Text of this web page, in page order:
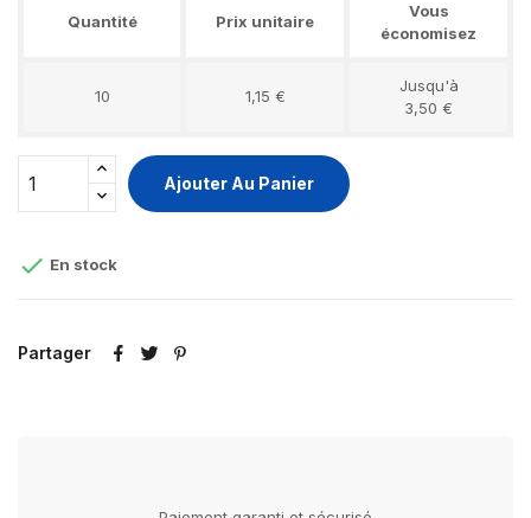
Quantité Prix unitaire
Vous
économisez
10 1,15 €
Jusqu'à
3,50 €
Ajouter Au Panier
 En stock
Partager